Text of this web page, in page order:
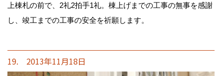
上棟札の前で、2礼2拍手1礼。棟上げまでの工事の無事を感謝
し、竣工までの工事の安全を祈願します。
19. 2013年11月18日